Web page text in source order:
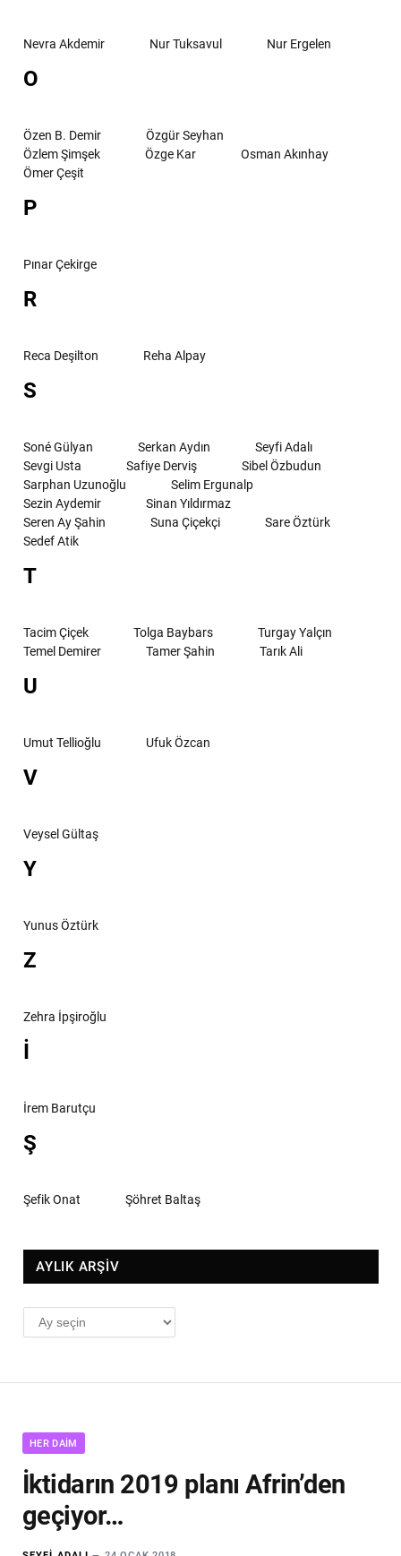
Nevra Akdemir Nur Tuksavul Nur Ergelen
O
Özen B. Demir
Özgür Seyhan
Özlem Şimşek
Özge Kar
Osman Akınhay
Ömer Çeşit
P
Pınar Çekirge
R
Reca Deşilton Reha Alpay
S
Soné Gülyan Serkan Aydın
Seyfi Adalı
Sevgi Usta
Safiye Derviş
Sibel Özbudun
Sarphan Uzunoğlu
Selim Ergunalp
Sezin Aydemir
Sinan Yıldırmaz
Seren Ay Şahin
Suna Çiçekçi
Sare Öztürk
Sedef Atik
T
Tacim Çiçek Tolga Baybars
Turgay Yalçın
Temel Demirer
Tamer Şahin Tarık Ali
U
Umut Tellioğlu Ufuk Özcan
V
Veysel Gültaş
Y
Yunus Öztürk
Z
Zehra İpşiroğlu
İ
İrem Barutçu
Ş
Şefik Onat Şöhret Baltaş
AYLIK ARŞİV
AYLIK
ARŞİV
HER DAIM
İktidarın 2019 planı Afrin’den
geçiyor…